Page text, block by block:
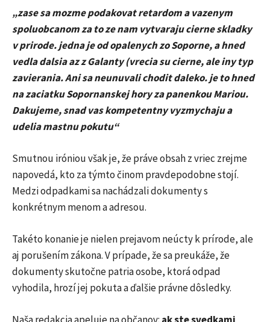
„zase sa mozme podakovat retardom a vazenym
spoluobcanom za to ze nam vytvaraju cierne skladky
v prirode. jedna je od opalenych zo Soporne, a hned
vedla dalsia az z Galanty (vrecia su cierne, ale iny typ
zavierania. Ani sa neunuvali chodit daleko. je to hned
na zaciatku Sopornanskej hory za panenkou Mariou.
Dakujeme, snad vas kompetentny vyzmychaju a
udelia mastnu pokutu“
Smutnou iróniou však je, že práve obsah z vriec zrejme
napovedá, kto za týmto činom pravdepodobne stojí.
Medzi odpadkami sa nachádzali dokumenty s
konkrétnym menom a adresou.
Takéto konanie je nielen prejavom neúcty k prírode, ale
aj porušením zákona. V prípade, že sa preukáže, že
dokumenty skutočne patria osobe, ktorá odpad
vyhodila, hrozí jej pokuta a ďalšie právne dôsledky.